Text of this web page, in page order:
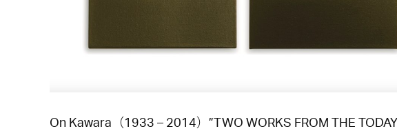
On Kawara（1933 – 2014）”TWO WORKS FROM THE TODAY